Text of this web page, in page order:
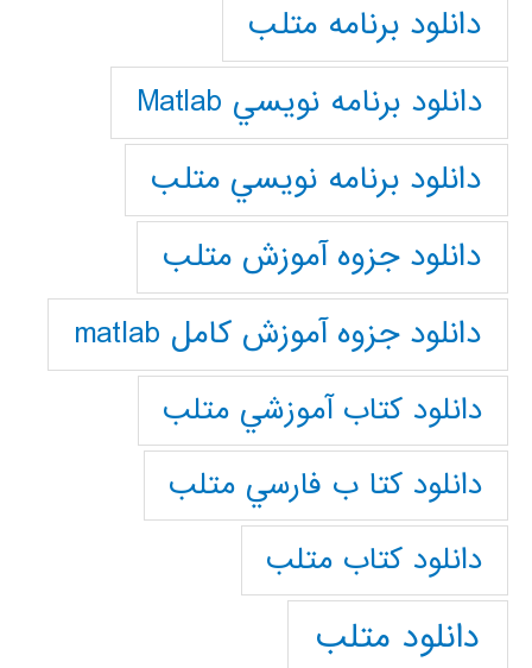
دانلود برنامه متلب
دانلود برنامه نويسي Matlab
دانلود برنامه نويسي متلب
دانلود جزوه آموزش متلب
دانلود جزوه آموزش کامل matlab
دانلود كتاب آموزشي متلب
دانلود كتا ب فارسي متلب
دانلود كتاب متلب
دانلود متلب